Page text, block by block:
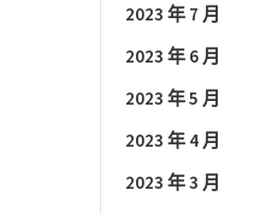
2023 年 7 月
2023 年 6 月
2023 年 5 月
2023 年 4 月
2023 年 3 月